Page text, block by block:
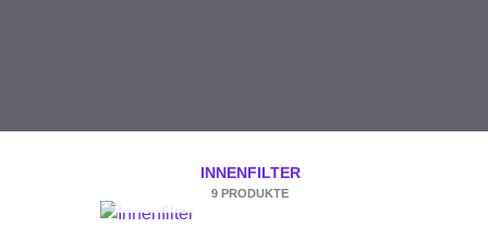
INNENFILTER
9 PRODUKTE